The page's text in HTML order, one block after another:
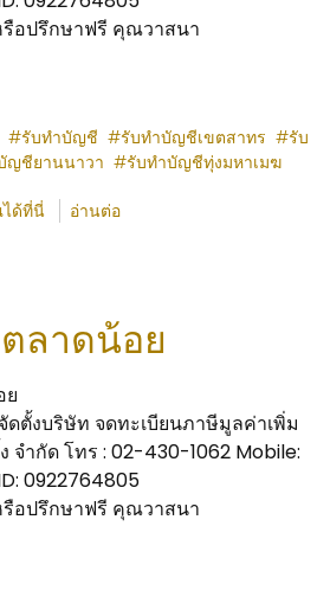
อปรึกษาฟรี คุณวาสนา
รับทำบัญชี รับทำบัญชีเขตสาทร
รับ
ญชียานนาวา รับทำบัญชีทุ่งมหาเมฆ
ด้ที่นี่ อ่านต่อ
ลาดน้อย
ย
ตั้งบริษัท จดทะเบียนภาษีมูลค่าเพิ่ม
จำกัด โทร : 02-430-1062 Mobile:
0922764805
อปรึกษาฟรี คุณวาสนา